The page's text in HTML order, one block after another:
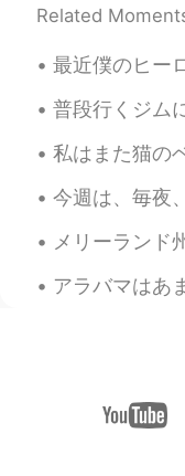
ENPH TL
@Ely Taka
ンコツラ
ります。
いです。笑
Ely Taka
Mukhang
ジェッサ民
Related
最近僕のヒーローアカデミアを見てます。オールマイトが一番好きなキャ
普段行くジムにはサウナがあって、更衣室にあります。昨日はサウナに
私はまた猫のベッドです！ 今日は暑くても、まだ厚い毛布で自
今週は、毎夜、裏庭のポーチで寝ています。実は、仕事中にここで寝
メリーランド州に住んでる友達とクリスマスをお祝いしました。友達と
アラバマはあまり人気じゃない州で、誰かは私に「アラバマにはなにが